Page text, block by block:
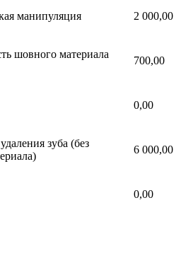
манипуляция 2 000,00
шовного материала
700,00
0,00
зуба (без
6 000,00
0,00